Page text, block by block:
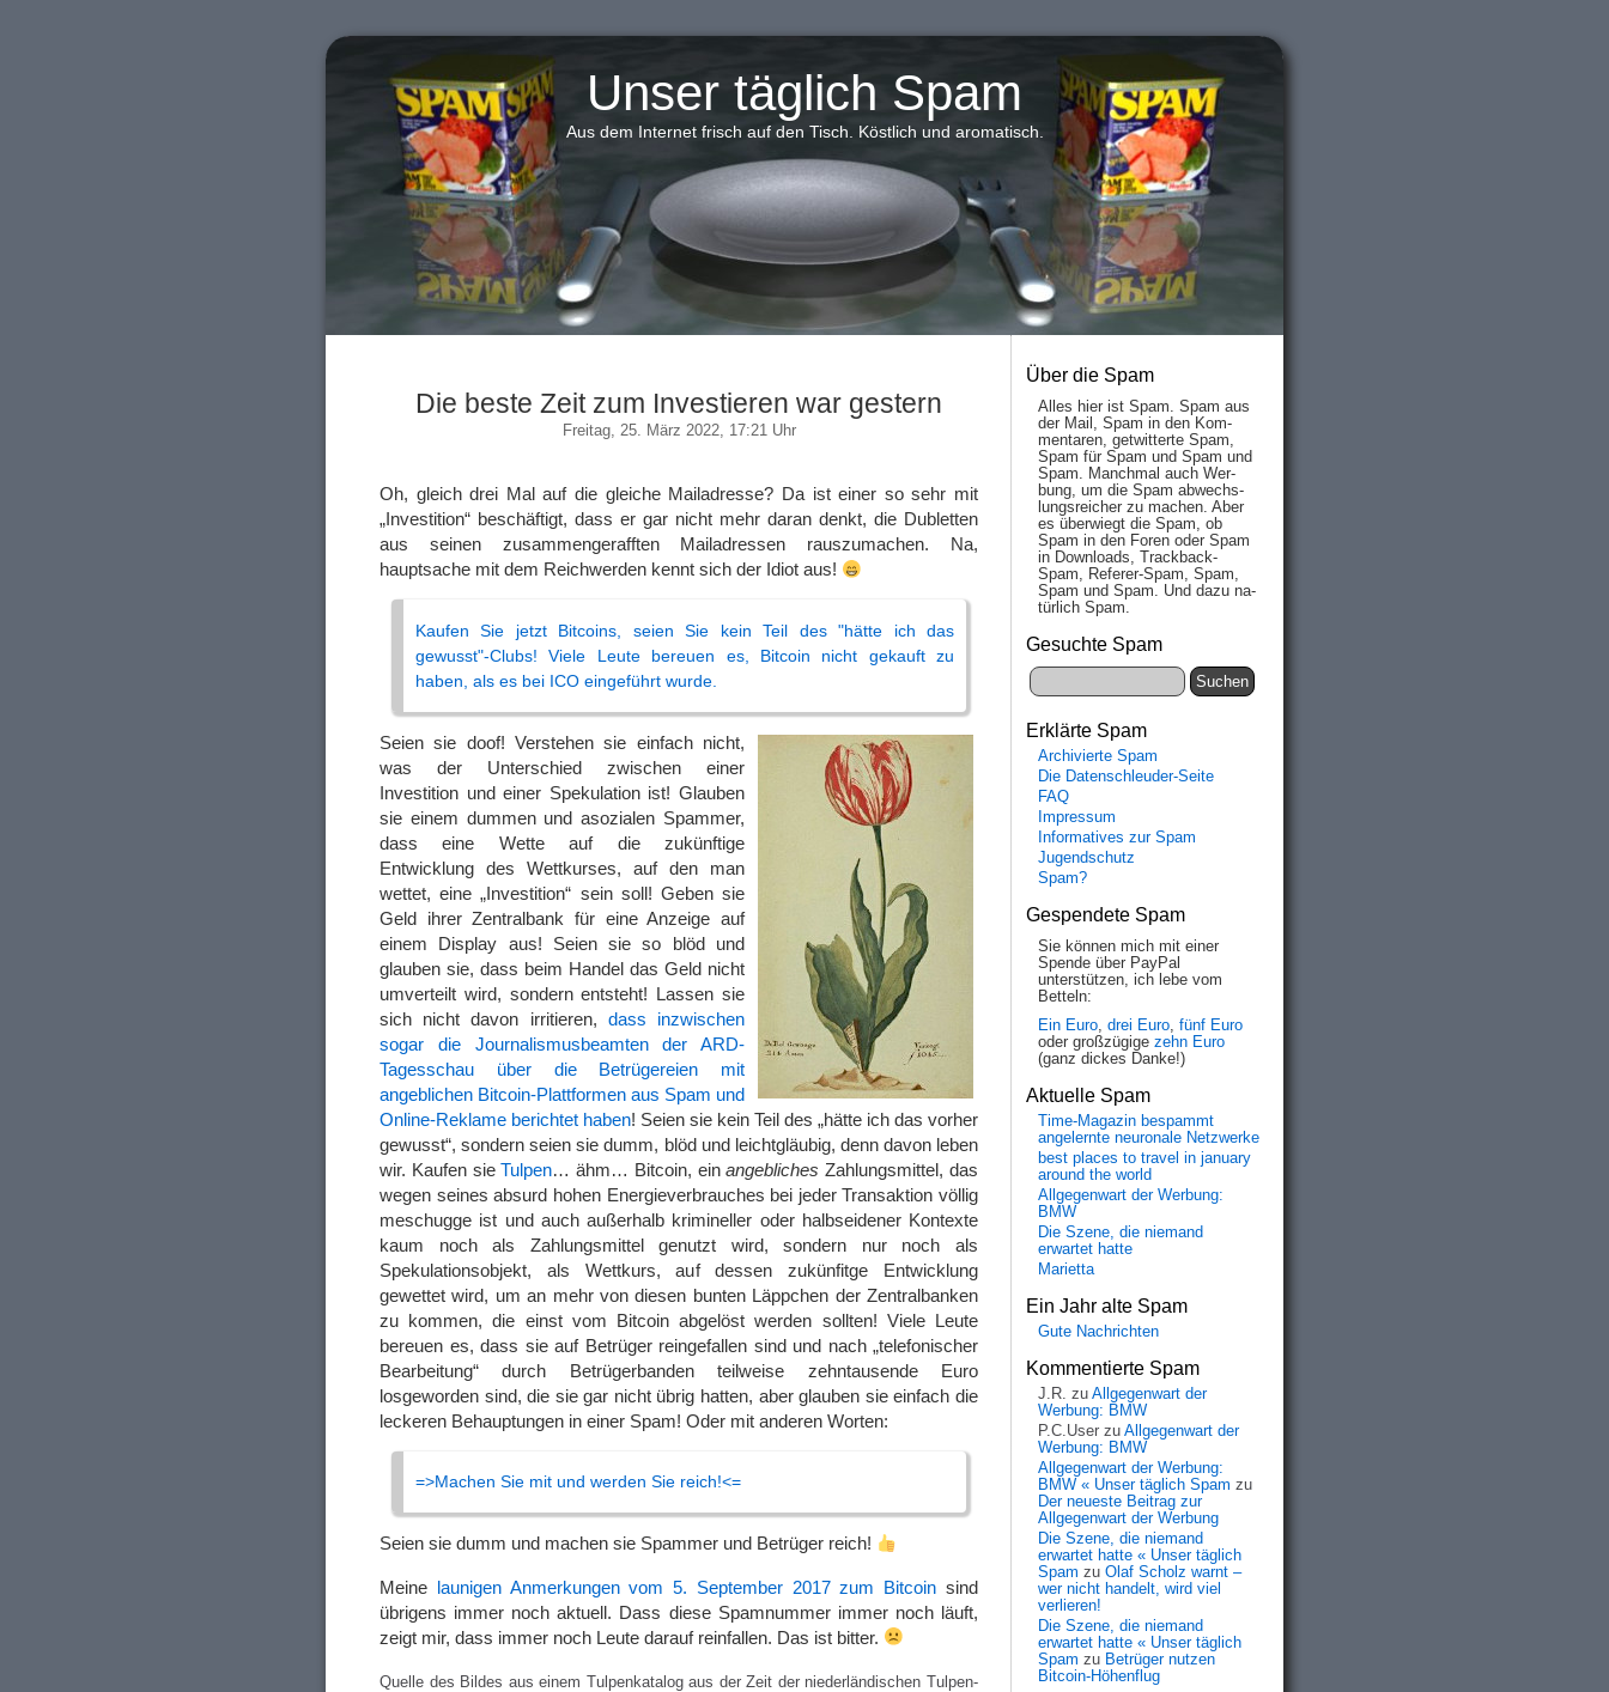
Unser täglich Spam
Aus dem Internet frisch auf den Tisch. Köstlich und aromatisch.
Die beste Zeit zum Investieren war gestern
Freitag, 25. März 2022, 17:21 Uhr
Oh, gleich drei Mal auf die gleiche Mailadresse? Da ist einer so sehr mit
„Investition“ beschäftigt, dass er gar nicht mehr daran denkt, die Dubletten
aus seinen zusammengerafften Mailadressen rauszumachen. Na,
hauptsache mit dem Reichwerden kennt sich der Idiot aus!
Kaufen Sie jetzt Bitcoins, seien Sie kein Teil des "hätte ich das
gewusst"-Clubs! Viele Leute bereuen es, Bitcoin nicht gekauft zu
haben, als es bei ICO eingeführt wurde.
Seien sie doof! Verstehen sie einfach nicht,
was der Unterschied zwischen einer
Investition und einer Spekulation ist! Glauben
sie einem dummen und asozialen Spammer,
dass eine Wette auf die zukünftige
Entwicklung des Wettkurses, auf den man
wettet, eine „Investition“ sein soll! Geben sie
Geld ihrer Zentralbank für eine Anzeige auf
einem Display aus! Seien sie so blöd und
glauben sie, dass beim Handel das Geld nicht
umverteilt wird, sondern entsteht! Lassen sie
sich nicht davon irritieren, dass inzwischen
sogar die Journalismusbeamten der ARD-
Tagesschau über die Betrügereien mit
angeblichen Bitcoin-Plattformen aus Spam und
Online-Reklame berichtet haben! Seien sie kein Teil des „hätte ich das vorher
gewusst“, sondern seien sie dumm, blöd und leichtgläubig, denn davon leben
wir. Kaufen sieTulpen… ähm… Bitcoin, einangebliches Zahlungsmittel, das
wegen seines absurd hohen Energieverbrauches bei jeder Transaktion völlig
meschugge ist und auch außerhalb krimineller oder halbseidener Kontexte
kaum noch als Zahlungsmittel genutzt wird, sondern nur noch als
Spekulationsobjekt, als Wettkurs, auf dessen zukünfitge Entwicklung
gewettet wird, um an mehr von diesen bunten Läppchen der Zentralbanken
zu kommen, die einst vom Bitcoin abgelöst werden sollten! Viele Leute
bereuen es, dass sie auf Betrüger reingefallen sind und nach „telefonischer
Bearbeitung“ durch Betrügerbanden teilweise zehntausende Euro
losgeworden sind, die sie gar nicht übrig hatten, aber glauben sie einfach die
leckeren Behauptungen in einer Spam! Oder mit anderen Worten:
=>Machen Sie mit und werden Sie reich!<=
Seien sie dumm und machen sie Spammer und Betrüger reich!
Meine launigen Anmerkungen vom 5. September 2017 zum Bitcoin sind
übrigens immer noch aktuell. Dass diese Spamnummer immer noch läuft,
zeigt mir, dass immer noch Leute darauf reinfallen. Das ist bitter.
Quelle des Bildes aus einem Tulpenkatalog aus der Zeit der niederländischen Tulpen-
Über die Spam
Alles hier ist Spam. Spam aus
der Mail, Spam in den Kom­
men­taren, ge­twit­ter­te Spam,
Spam für Spam und Spam und
Spam. Manch­mal auch Wer­
bung, um die Spam ab­wechs­
lungs­reich­er zu mach­en. Aber
es über­wiegt die Spam, ob
Spam in den Fo­ren oder Spam
in Down­loads, Track­back-
Spam, Re­fe­rer-Spam, Spam,
Spam und Spam. Und da­zu na­
tür­lich Spam.
Gesuchte Spam
Erklärte Spam
Archivierte Spam
Die Datenschleuder-Seite
FAQ
Impressum
Informatives zur Spam
Jugendschutz
Spam?
Gespendete Spam
Sie können mich mit einer
Spende über PayPal
unterstützen, ich lebe vom
Betteln:
Ein Euro, drei Euro, fünf Euro
oder großzügige zehn Euro
(ganz dickes Danke!)
Aktuelle Spam
Time-Magazin bespammt
angelernte neuronale Netzwerke
best places to travel in january
around the world
Allgegenwart der Werbung:
BMW
Die Szene, die niemand
erwartet hatte
Marietta
Ein Jahr alte Spam
Gute Nachrichten
Kommentierte Spam
J.R. zu Allgegenwart der
Werbung: BMW
P.C.User zu Allgegenwart der
Werbung: BMW
Allgegenwart der Werbung:
BMW « Unser täglich Spam zu
Der neueste Beitrag zur
Allgegenwart der Werbung
Die Szene, die niemand
erwartet hatte « Unser täglich
Spam zu Olaf Scholz warnt –
wer nicht handelt, wird viel
verlieren!
Die Szene, die niemand
erwartet hatte « Unser täglich
Spam zu Betrüger nutzen
Bitcoin-Höhenflug